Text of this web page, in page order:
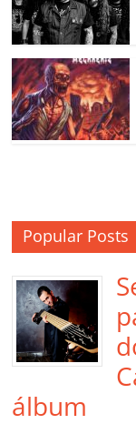
k
Popular Posts
álbum